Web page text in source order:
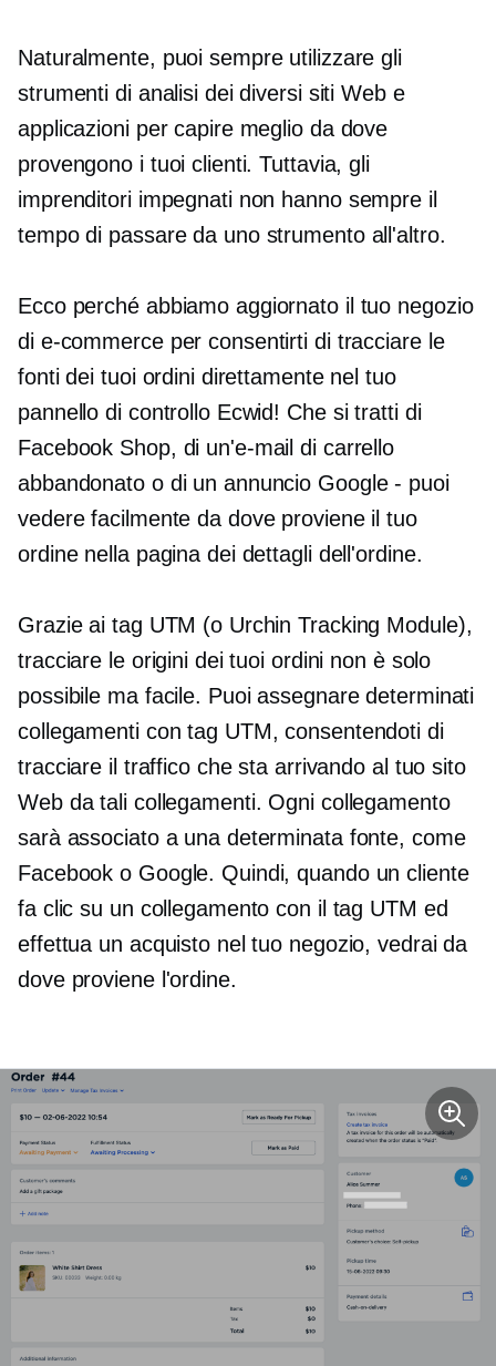
Naturalmente, puoi sempre utilizzare gli
strumenti di analisi dei diversi siti Web e
applicazioni per capire meglio da dove
provengono i tuoi clienti. Tuttavia, gli
imprenditori impegnati non hanno sempre il
tempo di passare da uno strumento all'altro.
Ecco perché abbiamo aggiornato il tuo negozio
di e-commerce per consentirti di tracciare le
fonti dei tuoi ordini direttamente nel tuo
pannello di controllo Ecwid! Che si tratti di
Facebook Shop, di un'e-mail di carrello
abbandonato o di un annuncio Google- puoi
vedere facilmente da dove proviene il tuo
ordine nella pagina dei dettagli dell'ordine.
Grazie ai tag UTM (o Urchin Tracking Module),
tracciare le origini dei tuoi ordini non è solo
possibile ma facile. Puoi assegnare determinati
collegamenti con tag UTM, consentendoti di
tracciare il traffico che sta arrivando al tuo sito
Web da tali collegamenti. Ogni collegamento
sarà associato a una determinata fonte, come
Facebook o Google. Quindi, quando un cliente
fa clic su un collegamento con il tag UTM ed
effettua un acquisto nel tuo negozio, vedrai da
dove proviene l'ordine.